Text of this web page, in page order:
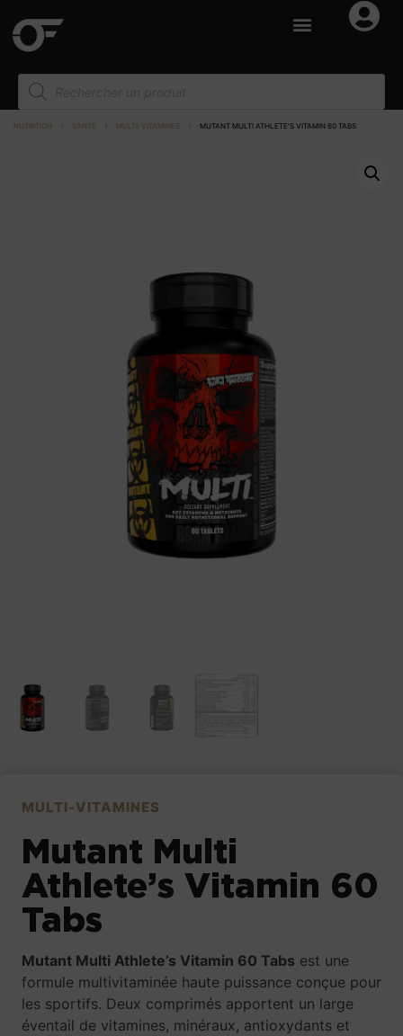
NUTRITION SANTÉ MULTI-VITAMINES MUTANT MULTI ATHLETE’S VITAMIN 60 TABS
MULTI-VITAMINES
Mutant Multi
Athlete’s Vitamin 60
Tabs
Mutant Multi Athlete’s Vitamin 60 Tabs est une
formule multivitaminée haute puissance conçue pour
les sportifs. Deux comprimés apportent un large
éventail de vitamines, minéraux, antioxydants et